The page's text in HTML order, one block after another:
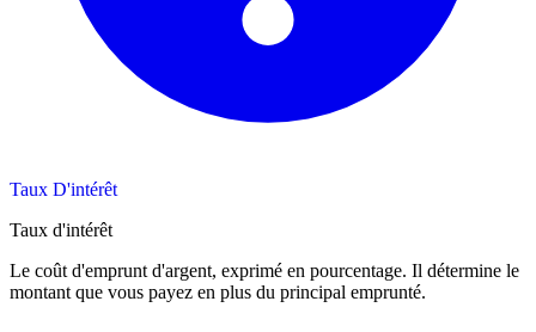
Taux D'intérêt
Taux d'intérêt
Le coût d'emprunt d'argent, exprimé en pourcentage. Il détermine le
montant que vous payez en plus du principal emprunté.